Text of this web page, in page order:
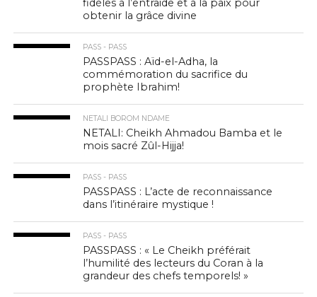
fidèles à l’entraide et à la paix pour
obtenir la grâce divine
PASS - PASS
PASSPASS : Aïd-el-Adha, la
commémoration du sacrifice du
prophète Ibrahim!
NETALI BOROM NDAME
NETALI: Cheikh Ahmadou Bamba et le
mois sacré Zûl-Hijja!
PASS - PASS
PASSPASS : L’acte de reconnaissance
dans l’itinéraire mystique !
PASS - PASS
PASSPASS : « Le Cheikh préférait
l’humilité des lecteurs du Coran à la
grandeur des chefs temporels! »